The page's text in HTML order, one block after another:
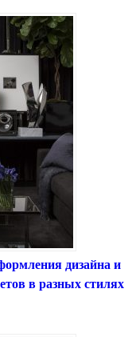
дизайна и
в разных стилях